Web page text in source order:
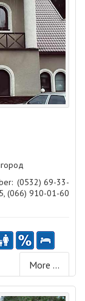
(0532) 69-33-
(066) 910-01-60
More ...